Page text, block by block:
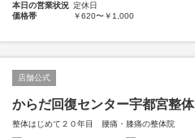
本日の営業状況 定休日
価格帯
￥620〜￥1,000
店舗公式
からだ回復センター宇都宮整体
整体はじめて２０年目 腰痛・膝痛の整体院